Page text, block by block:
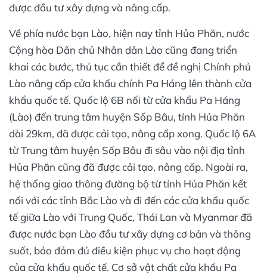
được đầu tư xây dựng và nâng cấp.
Về phía nước bạn Lào, hiện nay tỉnh Hủa Phăn, nước
Cộng hòa Dân chủ Nhân dân Lào cũng đang triển
khai các bước, thủ tục cần thiết để đề nghị Chính phủ
Lào nâng cấp cửa khẩu chính Pa Háng lên thành cửa
khẩu quốc tế. Quốc lộ 6B nối từ cửa khẩu Pa Háng
(Lào) đến trung tâm huyện Sốp Bâu, tỉnh Hủa Phăn
dài 29km, đã được cải tạo, nâng cấp xong. Quốc lộ 6A
từ Trung tâm huyện Sốp Bâu đi sâu vào nội địa tỉnh
Hủa Phăn cũng đã được cải tạo, nâng cấp. Ngoài ra,
hệ thống giao thông đường bộ từ tỉnh Hủa Phăn kết
nối với các tỉnh Bắc Lào và đi đến các cửa khẩu quốc
tế giữa Lào với Trung Quốc, Thái Lan và Myanmar đã
được nước bạn Lào đầu tư xây dựng cơ bản và thông
suốt, bảo đảm đủ điều kiện phục vụ cho hoạt động
của cửa khẩu quốc tế. Cơ sở vật chất cửa khẩu Pa